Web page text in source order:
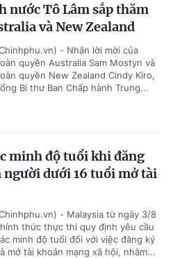
nước Tô Lâm sắp thăm
và New Zealand
- Nhận lời mời của
quyền Australia Sam Mostyn và
quyền New Zealand Cindy Kiro,
Bí thư Ban Chấp hành Trung...
minh độ tuổi khi đăng
người dưới 16 tuổi mở tài
- Malaysia từ ngày 3/8
thức thực thi quy định yêu cầu
minh độ tuổi đối với việc đăng ký
mở tài khoản mạng xã hội, nhằm...